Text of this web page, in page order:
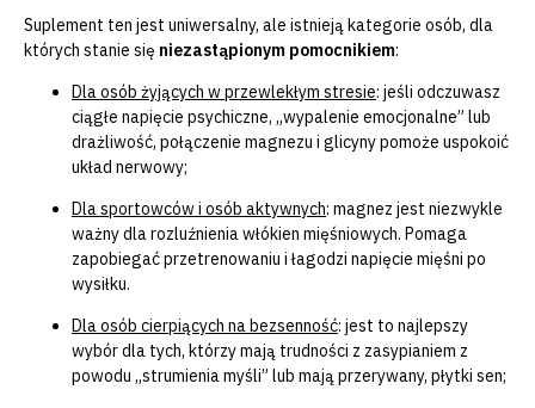
Suplement ten jest uniwersalny, ale istnieją kategorie osób, dla
których stanie się niezastąpionym pomocnikiem:
Dla osób żyjących w przewlekłym stresie: jeśli odczuwasz
ciągłe napięcie psychiczne, „wypalenie emocjonalne” lub
drażliwość, połączenie magnezu i glicyny pomoże uspokoić
układ nerwowy;
Dla sportowców i osób aktywnych: magnez jest niezwykle
ważny dla rozluźnienia włókien mięśniowych. Pomaga
zapobiegać przetrenowaniu i łagodzi napięcie mięśni po
wysiłku.
Dla osób cierpiących na bezsenność: jest to najlepszy
wybór dla tych, którzy mają trudności z zasypianiem z
powodu „strumienia myśli” lub mają przerywany, płytki sen;